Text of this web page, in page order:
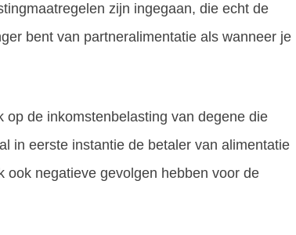
zijn ingegaan, die echt de
bent van partneralimentatie als wanneer je
de inkomstenbelasting van degene die
in eerste instantie de betaler van alimentatie
ook negatieve gevolgen hebben voor de